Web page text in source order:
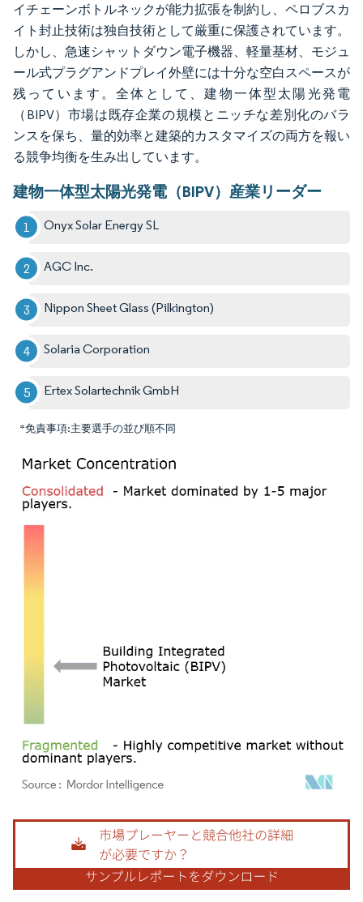
イチェーンボトルネックが能力拡張を制約し、ペロブスカ
イト封止技術は独自技術として厳重に保護されています。
しかし、急速シャットダウン電子機器、軽量基材、モジュ
ール式プラグアンドプレイ外壁には十分な空白スペースが
残っています。全体として、建物一体型太陽光発電
（BIPV）市場は既存企業の規模とニッチな差別化のバラ
ンスを保ち、量的効率と建築的カスタマイズの両方を報い
る競争均衡を生み出しています。
建物一体型太陽光発電（BIPV）産業リーダー
Onyx Solar Energy SL
AGC Inc.
Nippon Sheet Glass (Pilkington)
Solaria Corporation
Ertex Solartechnik GmbH
*免責事項:主要選手の並び順不同
画像 © Mordor Intelligence。再利用にはCC BY 4.0の表示が必要です。